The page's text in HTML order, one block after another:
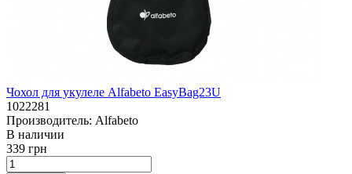
Чохол для укулеле Alfabeto EasyBag23U
1022281
Производитель: Alfabeto
В наличии
339 грн